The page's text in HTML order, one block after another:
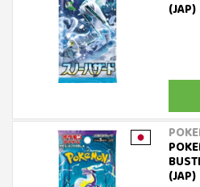
(JAP)
(JAP)